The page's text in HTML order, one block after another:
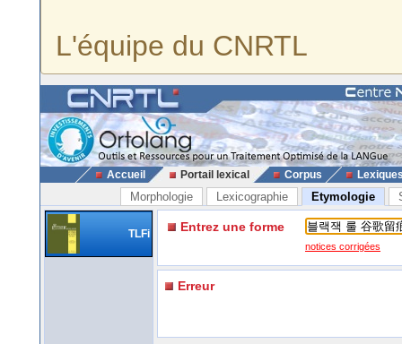
L'équipe du CNRTL
Accueil Portail lexical Corpus
Morphologie Lexicographie Etymologie
TLFi Entrez une forme
notices corrigées
Erreur